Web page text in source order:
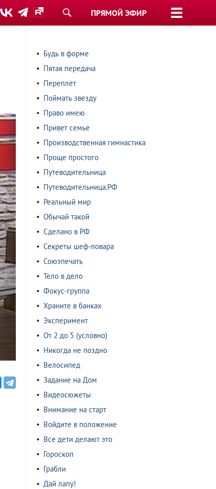
ПРЯМОЙ ЭФИР
Будь в форме
Пятая передача
Переплёт
Поймать звезду
Право имею
Привет семье
Производственная гимнастика
Проще простого
Путеводительница
Путеводительница.РФ
Реальный мир
Обычай такой
Сделано в РФ
Секреты шеф-повара
Союзпечать
Тело в дело
Фокус-группа
Храните в банках
Эксперимент
От 2 до 5 (условно)
Никогда не поздно
Велосипед
Задание на Дом
Видеосюжеты
Внимание на старт
Войдите в положение
Все дети делают это
Гороскоп
Грабли
Дай лапу!